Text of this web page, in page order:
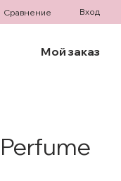
Сравнение Вход
Мой заказ